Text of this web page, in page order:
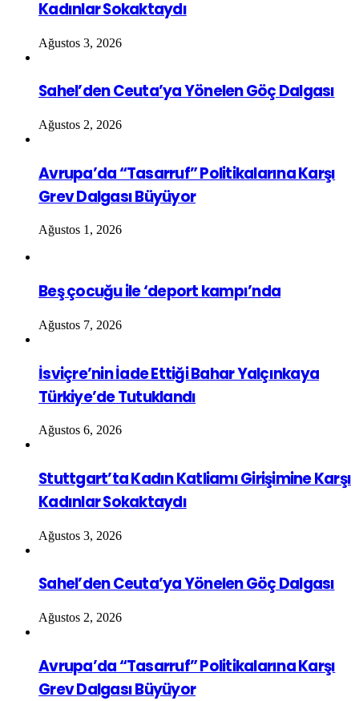
Kadınlar Sokaktaydı
Ağustos 3, 2026
Sahel’den Ceuta’ya Yönelen Göç Dalgası
Ağustos 2, 2026
Avrupa’da “Tasarruf” Politikalarına Karşı
Grev Dalgası Büyüyor
Ağustos 1, 2026
Beş çocuğu ile ‘deport kampı’nda
Ağustos 7, 2026
İsviçre’nin İade Ettiği Bahar Yalçınkaya
Türkiye’de Tutuklandı
Ağustos 6, 2026
Stuttgart’ta Kadın Katliamı Girişimine Karşı
Kadınlar Sokaktaydı
Ağustos 3, 2026
Sahel’den Ceuta’ya Yönelen Göç Dalgası
Ağustos 2, 2026
Avrupa’da “Tasarruf” Politikalarına Karşı
Grev Dalgası Büyüyor